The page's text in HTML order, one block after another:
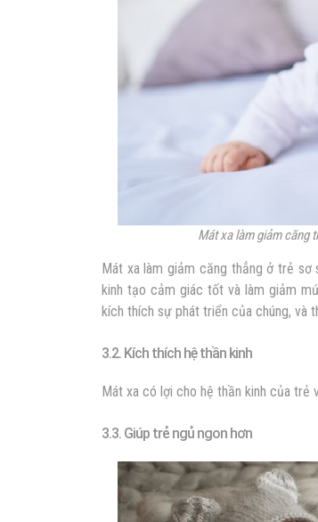
Mát xa làm giảm căng
Mát xa làm giảm căng thẳng ở trẻ
kinh tạo cảm giác tốt và làm giảm
kích thích sự phát triển của chúng,
3.2. Kích thích hệ thần kinh
Mát xa có lợi cho hệ thần kinh của
3.3. Giúp trẻ ngủ ngon hơn